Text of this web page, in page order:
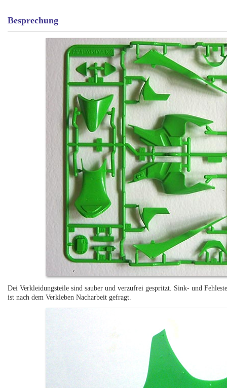
Besprechung
Dei Verkleidungsteile sind sauber und verzufrei gespritzt. Sink- und
ist nach dem Verkleben Nacharbeit gefragt.